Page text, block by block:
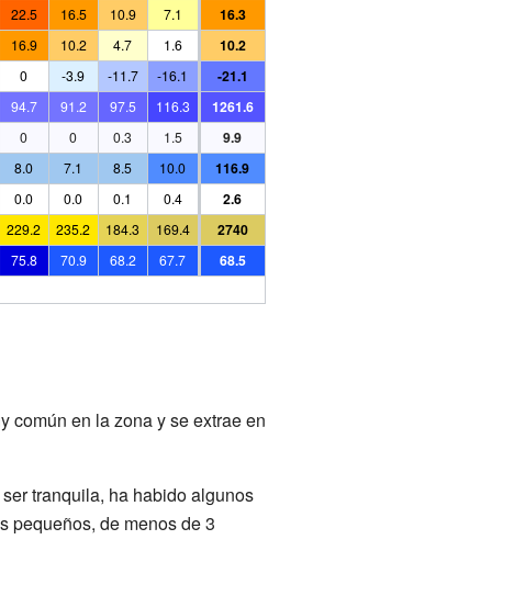
22.5 16.5 10.9 7.1 16.3
16.9 10.2 4.7 1.6 10.2
0 -3.9 -11.7 -16.1 -21.1
94.7 91.2 97.5 116.3 1261.6
0 0 0.3 1.5 9.9
8.0 7.1 8.5 10.0 116.9
0.0 0.0 0.1 0.4 2.6
229.2 235.2 184.3 169.4 2740
75.8 70.9 68.2 67.7
68.5
común en la zona y se extrae en
tranquila, ha habido algunos
pequeños, de menos de 3